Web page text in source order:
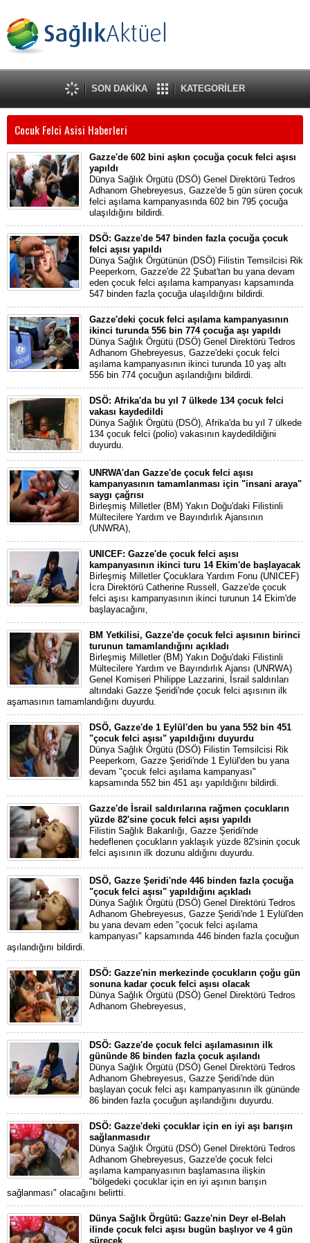
SON DAKİKA KATEGORİLER
Cocuk Felci Asisi Haberleri
Gazze'de 602 bini aşkın çocuğa çocuk felci aşısı
yapıldı
Dünya Sağlık Örgütü (DSÖ) Genel Direktörü Tedros
Adhanom Ghebreyesus, Gazze'de 5 gün süren çocuk
felci aşılama kampanyasında 602 bin 795 çocuğa
ulaşıldığını bildirdi.
DSÖ: Gazze'de 547 binden fazla çocuğa çocuk
felci aşısı yapıldı
Dünya Sağlık Örgütünün (DSÖ) Filistin Temsilcisi Rik
Peeperkorn, Gazze'de 22 Şubat'tan bu yana devam
eden çocuk felci aşılama kampanyası kapsamında
547 binden fazla çocuğa ulaşıldığını bildirdi.
Gazze'deki çocuk felci aşılama kampanyasının
ikinci turunda 556 bin 774 çocuğa aşı yapıldı
Dünya Sağlık Örgütü (DSÖ) Genel Direktörü Tedros
Adhanom Ghebreyesus, Gazze'deki çocuk felci
aşılama kampanyasının ikinci turunda 10 yaş altı
556 bin 774 çocuğun aşılandığını bildirdi.
DSÖ: Afrika'da bu yıl 7 ülkede 134 çocuk felci
vakası kaydedildi
Dünya Sağlık Örgütü (DSÖ), Afrika'da bu yıl 7 ülkede
134 çocuk felci (polio) vakasının kaydedildiğini
duyurdu.
UNRWA'dan Gazze'de çocuk felci aşısı
kampanyasının tamamlanması için "insani araya"
saygı çağrısı
Birleşmiş Milletler (BM) Yakın Doğu'daki Filistinli
Mültecilere Yardım ve Bayındırlık Ajansının
(UNWRA),
UNICEF: Gazze'de çocuk felci aşısı
kampanyasının ikinci turu 14 Ekim'de başlayacak
Birleşmiş Milletler Çocuklara Yardım Fonu (UNICEF)
İcra Direktörü Catherine Russell, Gazze'de çocuk
felci aşısı kampanyasının ikinci turunun 14 Ekim'de
başlayacağını,
BM Yetkilisi, Gazze'de çocuk felci aşısının birinci
turunun tamamlandığını açıkladı
Birleşmiş Milletler (BM) Yakın Doğu'daki Filistinli
Mültecilere Yardım ve Bayındırlık Ajansı (UNRWA)
Genel Komiseri Philippe Lazzarini, İsrail saldırıları
altındaki Gazze Şeridi'nde çocuk felci aşısının ilk
aşamasının tamamlandığını duyurdu.
DSÖ, Gazze'de 1 Eylül'den bu yana 552 bin 451
"çocuk felci aşısı" yapıldığını duyurdu
Dünya Sağlık Örgütü (DSÖ) Filistin Temsilcisi Rik
Peeperkorn, Gazze Şeridi'nde 1 Eylül'den bu yana
devam "çocuk felci aşılama kampanyası"
kapsamında 552 bin 451 aşı yapıldığını bildirdi.
Gazze'de İsrail saldırılarına rağmen çocukların
yüzde 82'sine çocuk felci aşısı yapıldı
Filistin Sağlık Bakanlığı, Gazze Şeridi'nde
hedeflenen çocukların yaklaşık yüzde 82'sinin çocuk
felci aşısının ilk dozunu aldığını duyurdu.
DSÖ, Gazze Şeridi'nde 446 binden fazla çocuğa
"çocuk felci aşısı" yapıldığını açıkladı
Dünya Sağlık Örgütü (DSÖ) Genel Direktörü Tedros
Adhanom Ghebreyesus, Gazze Şeridi'nde 1 Eylül'den
bu yana devam eden "çocuk felci aşılama
kampanyası" kapsamında 446 binden fazla çocuğun
aşılandığını bildirdi.
DSÖ: Gazze'nin merkezinde çocukların çoğu gün
sonuna kadar çocuk felci aşısı olacak
Dünya Sağlık Örgütü (DSÖ) Genel Direktörü Tedros
Adhanom Ghebreyesus,
DSÖ: Gazze'de çocuk felci aşılamasının ilk
gününde 86 binden fazla çocuk aşılandı
Dünya Sağlık Örgütü (DSÖ) Genel Direktörü Tedros
Adhanom Ghebreyesus, Gazze Şeridi'nde dün
başlayan çocuk felci aşı kampanyasının ilk gününde
86 binden fazla çocuğun aşılandığını duyurdu.
DSÖ: Gazze'deki çocuklar için en iyi aşı barışın
sağlanmasıdır
Dünya Sağlık Örgütü (DSÖ) Genel Direktörü Tedros
Adhanom Ghebreyesus, Gazze'de çocuk felci
aşılama kampanyasının başlamasına ilişkin
"bölgedeki çocuklar için en iyi aşının barışın
sağlanması" olacağını belirtti.
Dünya Sağlık Örgütü: Gazze'nin Deyr el-Belah
ilinde çocuk felci aşısı bugün başlıyor ve 4 gün
sürecek